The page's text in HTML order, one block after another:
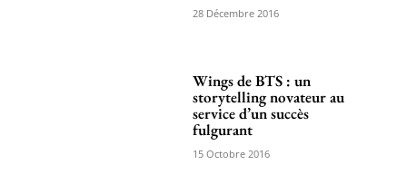
28 Décembre 2016
Wings de BTS : un
storytelling novateur au
service d’un succès
fulgurant
15 Octobre 2016